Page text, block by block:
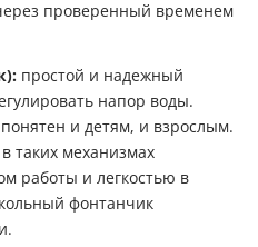
проверенный временем
простой и надежный
напор воды.
и детям, и взрослым.
таких механизмах
работы и легкостью в
фонтанчик